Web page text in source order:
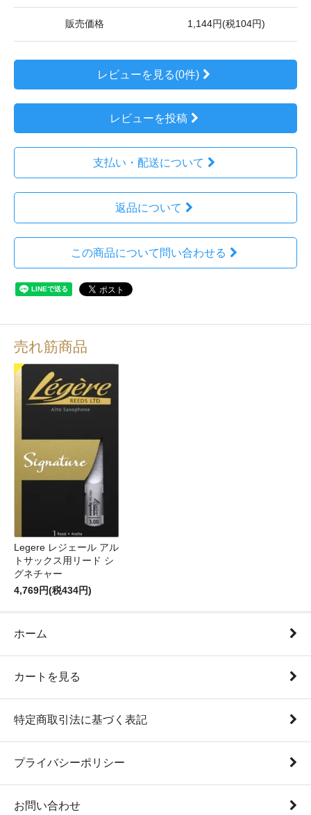
販売価格 1,144円(税104円)
レビューを見る(0件)
レビューを投稿
支払い・配送について
返品について
この商品について問い合わせる
売れ筋商品
Legere レジェール アル
トサックス用リード シ
グネチャー
4,769円(税434円)
ホーム
カートを見る
特定商取引法に基づく表記
プライバシーポリシー
お問い合わせ